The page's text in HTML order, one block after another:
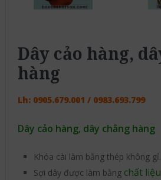
Dây cảo hàng,
hàng
Lh: 0905.679.001 / 0983.693.799
Dây cảo hàng, dây chằng hàng
Khóa cài làm bằng thép không gỉ.
Sợi dây được làm bằngchất